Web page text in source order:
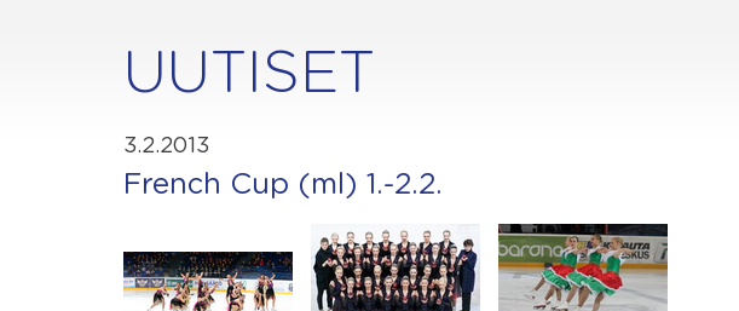
UUTISET
3.2.2013
French Cup (ml) 1.-2.2.